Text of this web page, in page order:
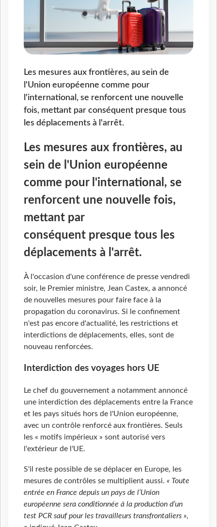
Les mesures aux frontières, au sein de
l'Union européenne comme pour
l'international, se renforcent une nouvelle
fois, mettant par conséquent presque tous
les déplacements à l'arrêt.
Les mesures aux frontières, au
sein de l'Union européenne
comme pour l'international, se
renforcent une nouvelle fois,
mettant par
conséquent presque tous les
déplacements à l'arrêt.
À l'occasion d'une conférence de presse vendredi
soir, le Premier ministre, Jean Castex, a annoncé
de nouvelles mesures pour faire face à la
propagation du coronavirus. Si le confinement
n'est pas encore d'actualité, les restrictions et
interdictions de déplacements, elles, sont de
nouveau renforcées.
Interdiction des voyages hors UE
Le chef du gouvernement a notamment annoncé
une interdiction des déplacements entre la France
et les pays situés hors de l'Union européenne,
avec un contrôle renforcé aux frontières. Seuls
les « motifs impérieux » sont autorisé vers
l'extérieur de l'UE.
S'il reste possible de se déplacer en Europe, les
mesures de contrôles se multiplient aussi. « Toute
entrée en France depuis un pays de l’Union
européenne sera conditionnée à la production d’un
test PCR sauf pour les travailleurs transfrontaliers »,